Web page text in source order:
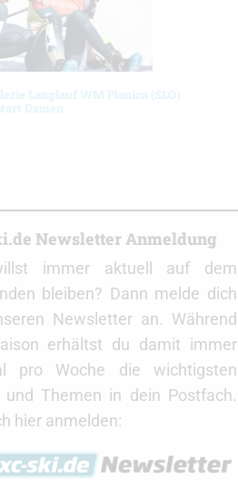
Langlauf WM Planica (SLO)
Damen
Newsletter Anmeldung
immer aktuell auf dem
bleiben? Dann melde dich
Newsletter an. Während
erhältst du damit immer
pro Woche die wichtigsten
und Themen in dein Postfach.
hier anmelden: